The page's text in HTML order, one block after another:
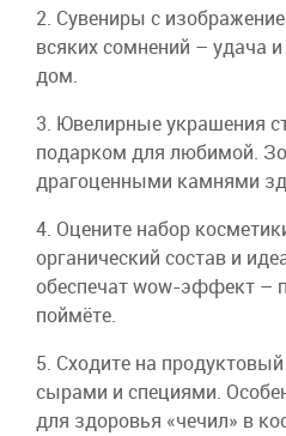
2. Сувениры с
всяких сомнений – удача
дом.
3. Ювелирные украшения
подарком для любимой.
драгоценными камнями
4. Оцените набор
органический состав и
обеспечат wow-эффект –
поймёте.
5. Сходите на
сырами и специями.
для здоровья «чечил» в